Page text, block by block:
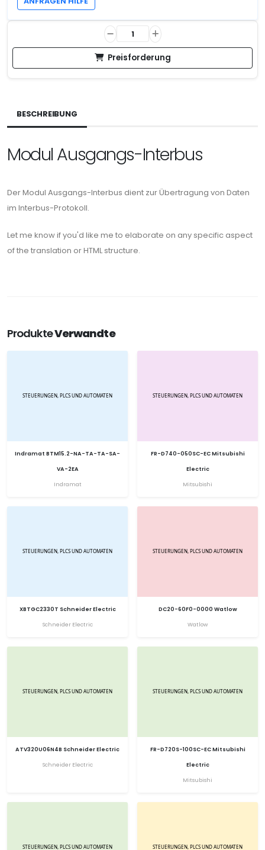
Preisforderung
BESCHREIBUNG
Modul Ausgangs-Interbus
Der Modul Ausgangs-Interbus dient zur Übertragung von Daten
im Interbus-Protokoll.
Let me know if you'd like me to elaborate on any specific aspect
of the translation or HTML structure.
ProdukteVerwandte
Indramat BTM15.2-NA-TA-TA-SA-
VA-2EA
Indramat
FR-D740-050SC-EC Mitsubishi
Electric
Mitsubishi
XBTGC2330T Schneider Electric
Schneider Electric
DC20-60F0-0000 Watlow
Watlow
ATV320U06N4B Schneider Electric
Schneider Electric
FR-D720S-100SC-EC Mitsubishi
Electric
Mitsubishi